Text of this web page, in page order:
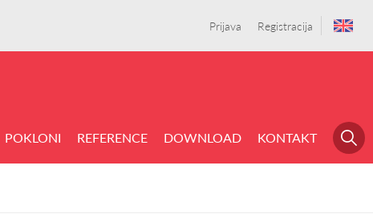
Prijava Registracija
POKLONI REFERENCE DOWNLOAD KONTAKT